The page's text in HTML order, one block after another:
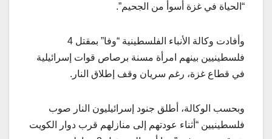
“الحياة في غزة أسوأ من الجحيم”.
وأفادت وكالة الأنباء الفلسطينية “وفا” بمقتل 4
فلسطينيين بينهم امرأة مسنة برصاص قوات إسرائيلية
في قطاع غزة، رغم سريان وقف إطلاق النار.
وبحسب الوكالة، أطلق جنود إسرائيليون النار صوب
فلسطينيين “أثناء عودتهم إلى منازلهم قرب دوار الكويت